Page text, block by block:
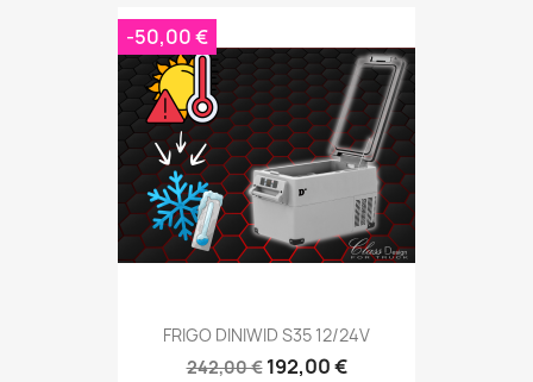
FRIGO DINIWID S35 12/24V
242,00 € 192,00 €
-50,00 €